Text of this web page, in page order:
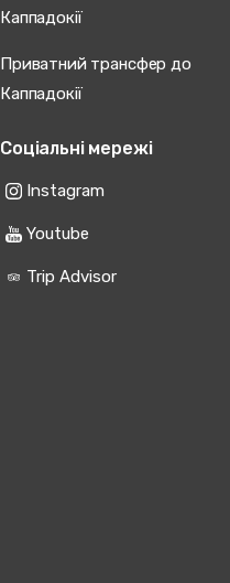
Каппадокії
Приватний трансфер до
Каппадокії
Соціальні мережі
Instagram
Youtube
Trip Advisor